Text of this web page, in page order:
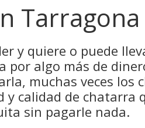
Tarragona
y quiere o puede
por algo más de
muchas veces los
y calidad de chatarra
sin pagarle nada.